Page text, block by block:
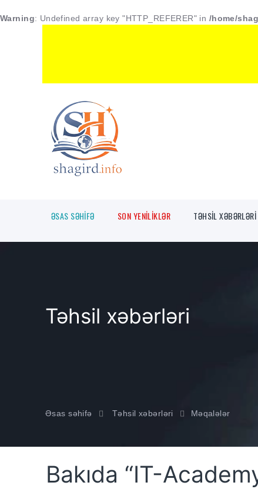
Warning: Undefined array key "HTTP_REFERER" in /home/
ƏSAS SƏHİFƏ SON YENİLİKLƏR TƏHSİL XƏBƏRLƏRİ
Təhsil xəbərləri
Əsas səhifə Təhsil xəbərləri Məqalələr
Bakıda “IT-